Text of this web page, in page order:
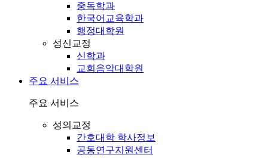
중독학과
한국어교육학과
행정대학원
성신교정
신학과
교회음악대학원
주요 서비스
주요 서비스
성의교정
간호대학 학사정보
공동연구지원센터